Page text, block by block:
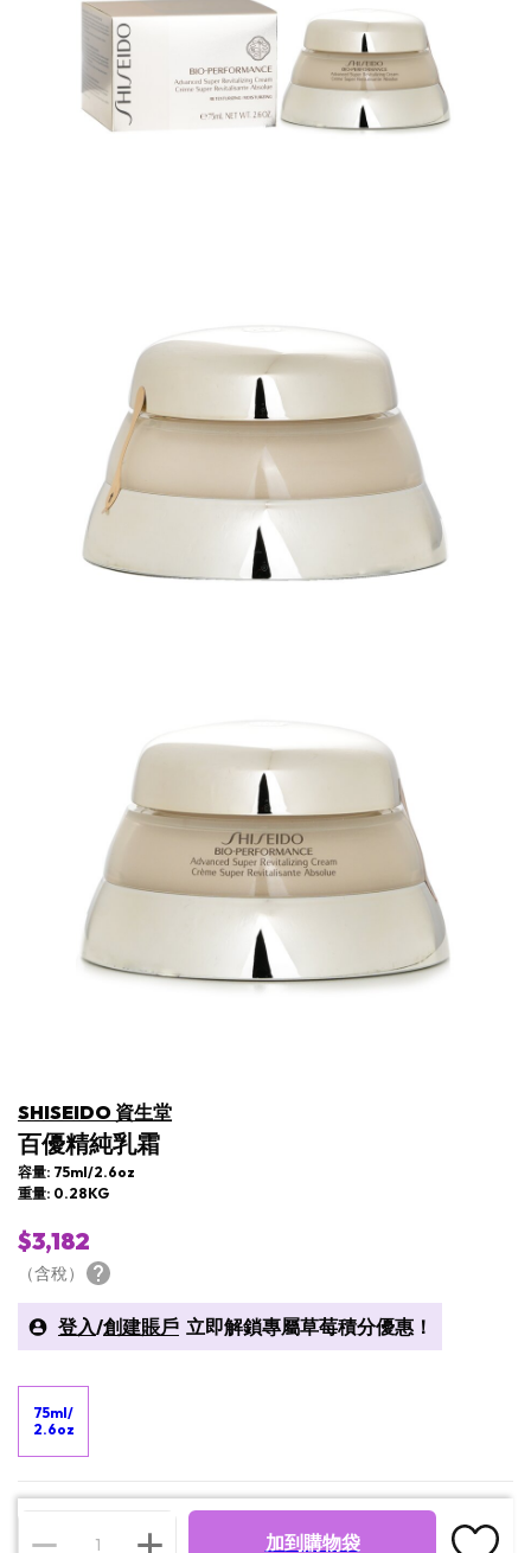
SHISEIDO 資生堂
百優精純乳霜
容量: 75ml/2.6oz
重量: 0.28KG
$3,182
（含稅）
登入/創建賬戶 立即解鎖專屬草莓積分優惠！
75ml/
2.6oz
加到購物袋